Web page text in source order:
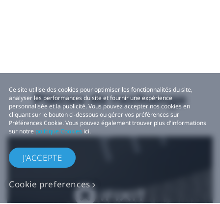
Pièces de rechange
Ce site utilise des cookies pour optimiser les fonctionnalités du site,
analyser les performances du site et fournir une expérience
personnalisée et la publicité. Vous pouvez accepter nos cookies en
cliquant sur le bouton ci-dessous ou gérer vos préférences sur
Préférences Cookie. Vous pouvez également trouver plus d'informations
sur notre politique Cookies ici.
J'ACCEPTE
Cookie preferences